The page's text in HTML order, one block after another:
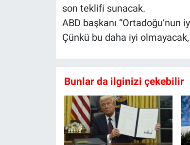
son teklifi sunacak.
ABD başkanı
Çünkü bu daha iyi
Bunlar da ilginizi çekebilir